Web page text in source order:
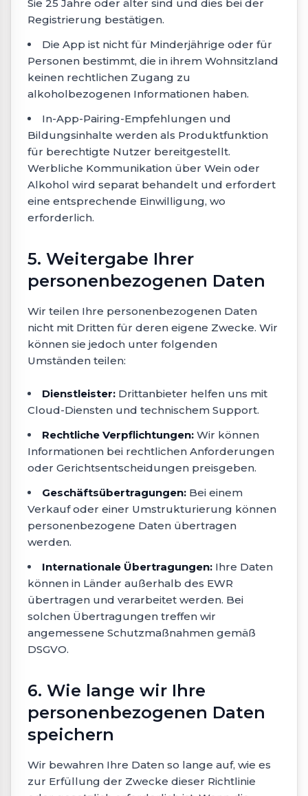
Sie 25 Jahre oder älter sind und dies bei der
Registrierung bestätigen.
Die App ist nicht für Minderjährige oder für
Personen bestimmt, die in ihrem Wohnsitzland
keinen rechtlichen Zugang zu
alkoholbezogenen Informationen haben.
In-App-Pairing-Empfehlungen und
Bildungsinhalte werden als Produktfunktion
für berechtigte Nutzer bereitgestellt.
Werbliche Kommunikation über Wein oder
Alkohol wird separat behandelt und erfordert
eine entsprechende Einwilligung, wo
erforderlich.
5. Weitergabe Ihrer
personenbezogenen Daten
Wir teilen Ihre personenbezogenen Daten
nicht mit Dritten für deren eigene Zwecke. Wir
können sie jedoch unter folgenden
Umständen teilen:
Dienstleister: Drittanbieter helfen uns mit
Cloud-Diensten und technischem Support.
Rechtliche Verpflichtungen: Wir können
Informationen bei rechtlichen Anforderungen
oder Gerichtsentscheidungen preisgeben.
Geschäftsübertragungen: Bei einem
Verkauf oder einer Umstrukturierung können
personenbezogene Daten übertragen
werden.
Internationale Übertragungen: Ihre Daten
können in Länder außerhalb des EWR
übertragen und verarbeitet werden. Bei
solchen Übertragungen treffen wir
angemessene Schutzmaßnahmen gemäß
DSGVO.
6. Wie lange wir Ihre
personenbezogenen Daten
speichern
Wir bewahren Ihre Daten so lange auf, wie es
zur Erfüllung der Zwecke dieser Richtlinie